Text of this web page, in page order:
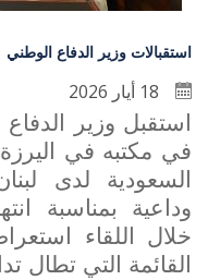
استقبالات وزير الدفاع الوطني
استقبل وزير
في مكتبه في اليرزة
السعودية لدى
وداعية بمناسبة
خلال اللقاء
القائمة التي تطال